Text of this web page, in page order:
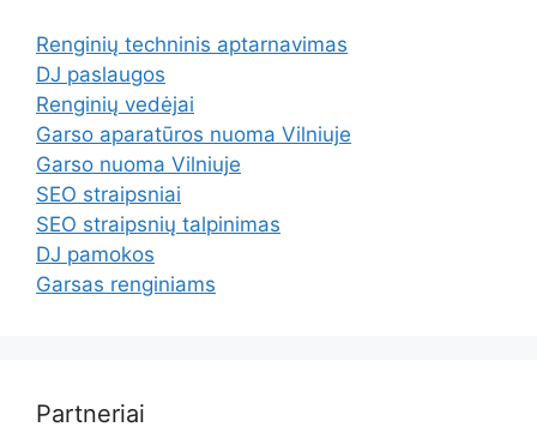
Renginių techninis aptarnavimas
DJ paslaugos
Renginių vedėjai
Garso aparatūros nuoma Vilniuje
Garso nuoma Vilniuje
SEO straipsniai
SEO straipsnių talpinimas
DJ pamokos
Garsas renginiams
Partneriai